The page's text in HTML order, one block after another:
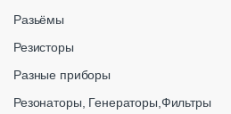
Разьёмы
Резисторы
Разные приборы
Резонаторы, Генераторы,Фильтры